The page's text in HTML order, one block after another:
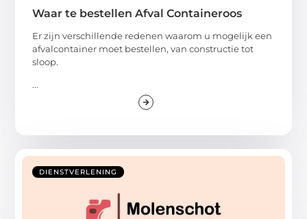
Waar te bestellen Afval Containeroos
Er zijn verschillende redenen waarom u mogelijk een
afvalcontainer moet bestellen, van constructie tot
sloop.
...
DIENSTVERLENING